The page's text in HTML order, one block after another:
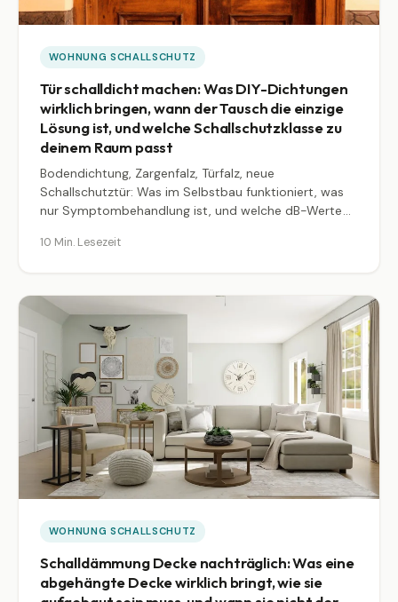
WOHNUNG SCHALLSCHUTZ
Tür schalldicht machen: Was DIY-Dichtungen
wirklich bringen, wann der Tausch die einzige
Lösung ist, und welche Schallschutzklasse zu
deinem Raum passt
Bodendichtung, Zargenfalz, Türfalz, neue
Schallschutztür: Was im Selbstbau funktioniert, was
nur Symptombehandlung ist, und welche dB-Werte
konkretem Vorgehen.
10 Min. Lesezeit
WOHNUNG SCHALLSCHUTZ
Schalldämmung Decke nachträglich: Was eine
abgehängte Decke wirklich bringt, wie sie